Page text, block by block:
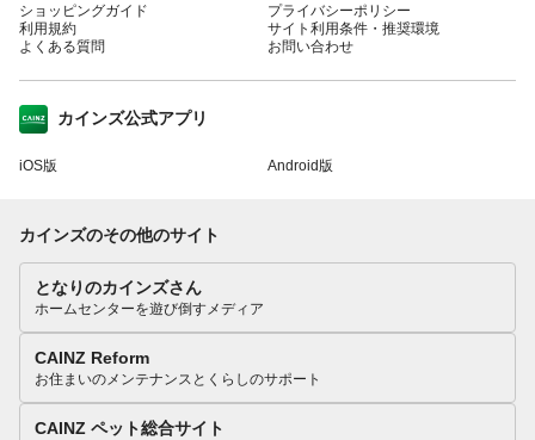
ショッピングガイド
利用規約
よくある質問
プライバシーポリシー
サイト利用条件・推奨環境
お問い合わせ
カインズ公式アプリ
iOS版 Android版
カインズのその他のサイト
となりのカインズさん
ホームセンターを遊び倒すメディア
CAINZ Reform
お住まいのメンテナンスとくらしのサポート
CAINZ ペット総合サイト